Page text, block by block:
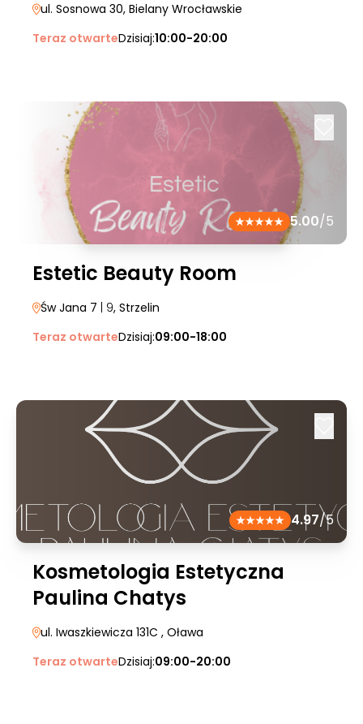
ul. Sosnowa 30, Bielany Wrocławskie
Teraz otwarteDzisiaj:10:00-20:00
5.00/5
Estetic Beauty Room
Św Jana 7 | 9, Strzelin
Teraz otwarteDzisiaj:09:00-18:00
4.97/5
Kosmetologia Estetyczna
Paulina Chatys
ul. Iwaszkiewicza 131C , Oława
Teraz otwarteDzisiaj:09:00-20:00